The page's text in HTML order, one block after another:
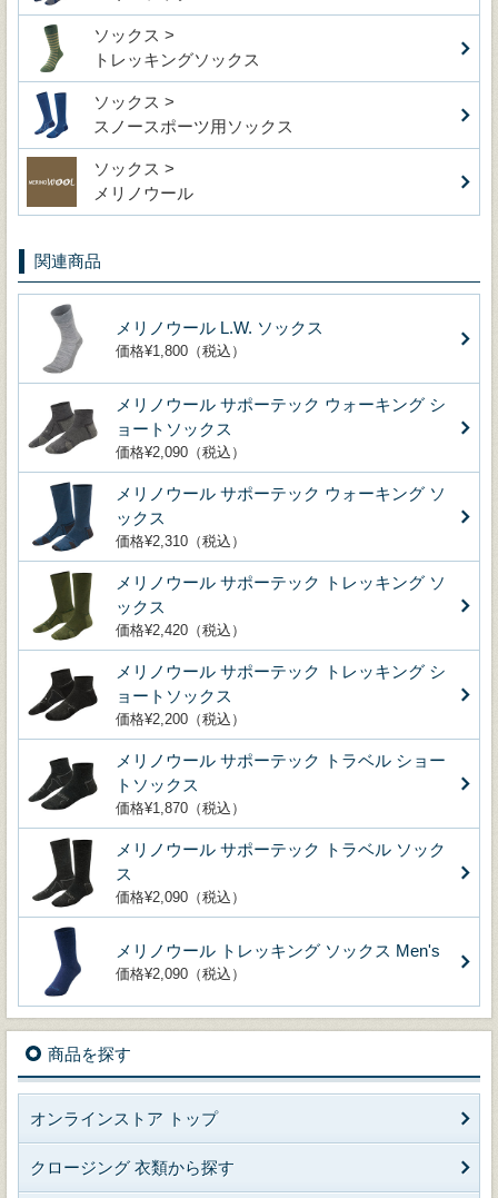
ソックス >
トレッキングソックス
ソックス >
スノースポーツ用ソックス
ソックス >
メリノウール
関連商品
メリノウール L.W. ソックス
価格¥1,800（税込）
メリノウール サポーテック ウォーキング シ
ョートソックス
価格¥2,090（税込）
メリノウール サポーテック ウォーキング ソ
ックス
価格¥2,310（税込）
メリノウール サポーテック トレッキング ソ
ックス
価格¥2,420（税込）
メリノウール サポーテック トレッキング シ
ョートソックス
価格¥2,200（税込）
メリノウール サポーテック トラベル ショー
トソックス
価格¥1,870（税込）
メリノウール サポーテック トラベル ソック
ス
価格¥2,090（税込）
メリノウール トレッキング ソックス Men's
価格¥2,090（税込）
商品を探す
オンラインストア トップ
クロージング 衣類から探す